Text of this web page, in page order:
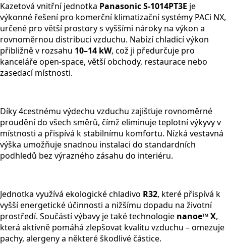
Kazetová vnitřní jednotka Panasonic S-1014PT3E je
výkonné řešení pro komerční klimatizační systémy PACi NX,
určené pro větší prostory s vyššími nároky na výkon a
rovnoměrnou distribuci vzduchu. Nabízí chladicí výkon
přibližně v rozsahu 10–14 kW, což ji předurčuje pro
kanceláře open-space, větší obchody, restaurace nebo
zasedací místnosti.
Díky 4cestnému výdechu vzduchu zajišťuje rovnoměrné
proudění do všech směrů, čímž eliminuje teplotní výkyvy v
místnosti a přispívá k stabilnímu komfortu. Nízká vestavná
výška umožňuje snadnou instalaci do standardních
podhledů bez výrazného zásahu do interiéru.
Jednotka využívá ekologické chladivo R32, které přispívá k
vyšší energetické účinnosti a nižšímu dopadu na životní
prostředí. Součástí výbavy je také technologie nanoe™ X,
která aktivně pomáhá zlepšovat kvalitu vzduchu – omezuje
pachy, alergeny a některé škodlivé částice.